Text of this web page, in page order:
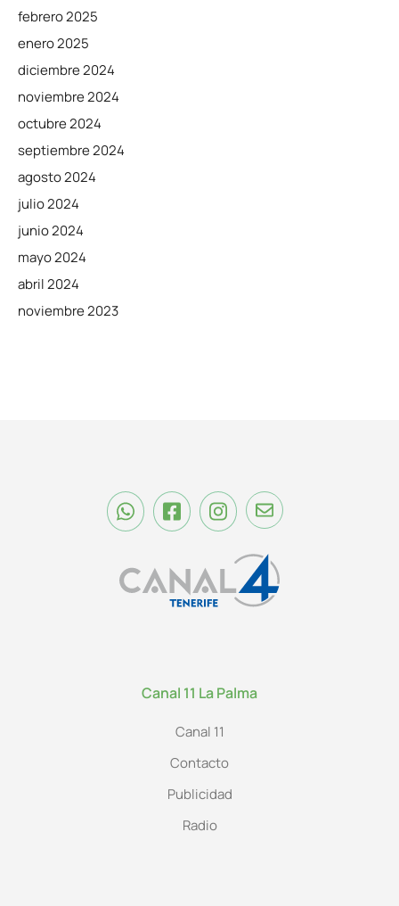
febrero 2025
enero 2025
diciembre 2024
noviembre 2024
octubre 2024
septiembre 2024
agosto 2024
julio 2024
junio 2024
mayo 2024
abril 2024
noviembre 2023
Canal 11 La Palma
Canal 11
Contacto
Publicidad
Radio